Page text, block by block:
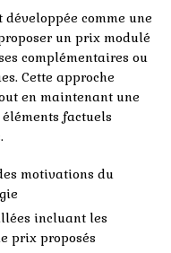
développée comme une
un prix modulé
complémentaires ou
Cette approche
en maintenant une
éléments factuels
motivations du
incluant les
prix proposés